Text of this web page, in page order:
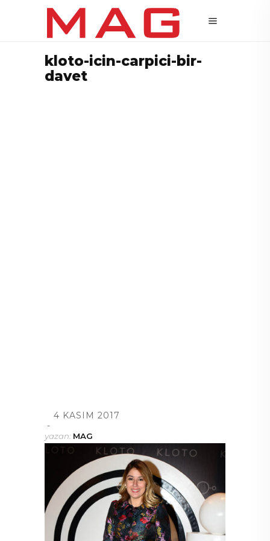
kloto-icin-carpici-bir-
davet
4 KASIM 2017
yazan: MAG